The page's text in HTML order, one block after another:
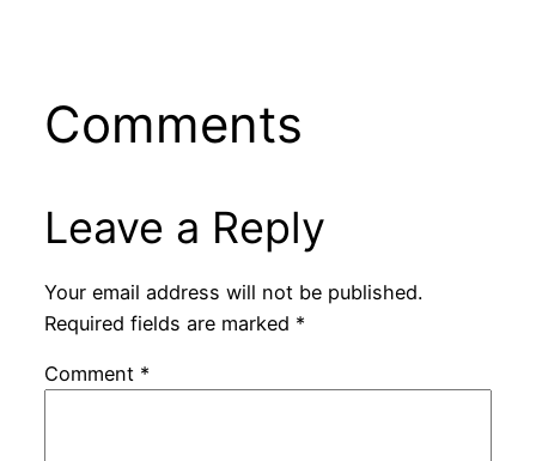
Comments
Leave a Reply
Your email address will not be published.
Required fields are marked *
Comment *